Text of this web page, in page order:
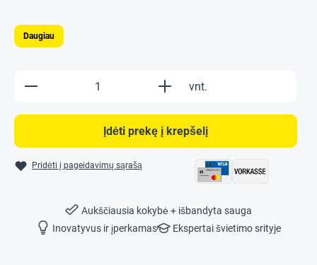
Daugiau
Product Quantity: Enter the desired
vnt.
Įdėti prekę į krepšelį
Pridėti į pageidavimų sąrašą
Aukščiausia kokybė + išbandyta sauga
Inovatyvus ir įperkamas
Ekspertai švietimo srityje